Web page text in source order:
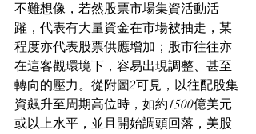
不難想像，若然股票市場集資活動活
躍，代表有大量資金在市場被抽走，某
程度亦代表股票供應增加；股市往往亦
在這客觀環境下，容易出現調整、甚至
轉向的壓力。從附圖2可見，以往配股集
資飆升至周期高位時，如約1500億美元
或以上水平，並且開始調頭回落，美股